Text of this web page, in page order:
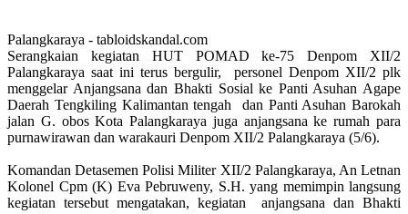
Palangkaraya - tabloidskandal.com
Serangkaian kegiatan HUT POMAD ke-75 Denpom XII/2
Palangkaraya saat ini terus bergulir, personel Denpom XII/2 plk
menggelar Anjangsana dan Bhakti Sosial ke Panti Asuhan Agape
Daerah Tengkiling Kalimantan tengah dan Panti Asuhan Barokah
jalan G. obos Kota Palangkaraya juga anjangsana ke rumah para
purnawirawan dan warakauri Denpom XII/2 Palangkaraya (5/6).
Komandan Detasemen Polisi Militer XII/2 Palangkaraya, An Letnan
Kolonel Cpm (K) Eva Pebruweny, S.H. yang memimpin langsung
kegiatan tersebut mengatakan, kegiatan anjangsana dan Bhakti